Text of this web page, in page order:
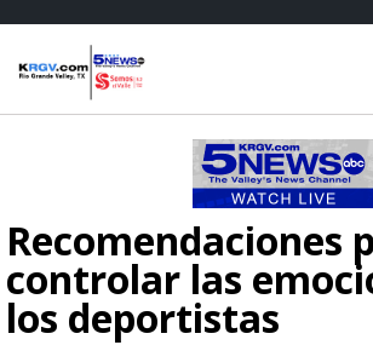
Recomendaciones
controlar las
los deportistas